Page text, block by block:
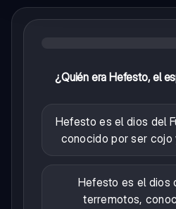
¿Quién era Hefesto, el
Hefesto es el dios del
conocido por ser cojo
Hefesto es el dios
terremotos,